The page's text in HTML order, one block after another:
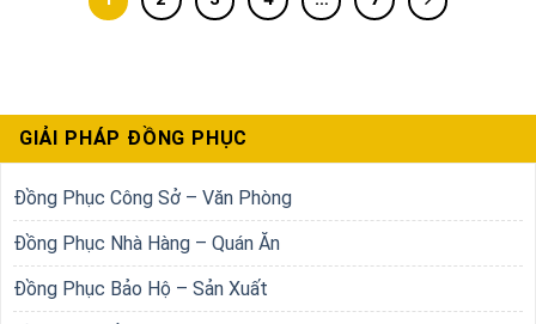
GIẢI PHÁP ĐỒNG PHỤC
Đồng Phục Công Sở – Văn Phòng
Đồng Phục Nhà Hàng – Quán Ăn
Đồng Phục Bảo Hộ – Sản Xuất